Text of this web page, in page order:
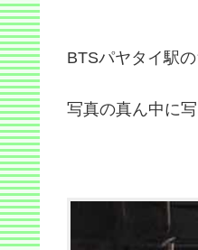
BTSパヤタイ駅
写真の真ん中に